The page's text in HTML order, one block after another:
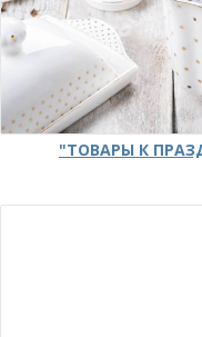
"ТОВАРЫ К